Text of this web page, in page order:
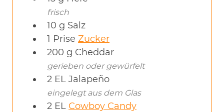
frisch
10 g Salz
1 Prise Zucker
200 g Cheddar
gerieben oder gewürfelt
2 EL Jalapeño
eingelegt aus dem Glas
2 EL Cowboy Candy